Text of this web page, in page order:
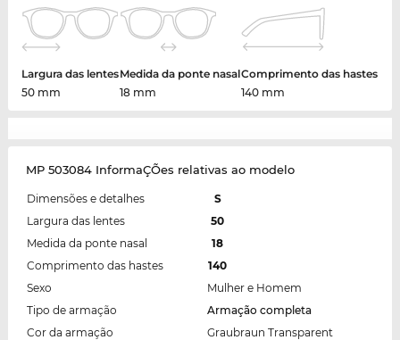
Largura das lentes
50 mm
Medida da ponte nasal
18 mm
Comprimento das hastes
140 mm
MP 503084 InformaÇÕes relativas ao modelo
Dimensões e detalhes
S
Largura das lentes
50
Medida da ponte nasal
18
Comprimento das hastes
140
Sexo
Mulher e Homem
Tipo de armação
Armação completa
Cor da armação
Graubraun Transparent